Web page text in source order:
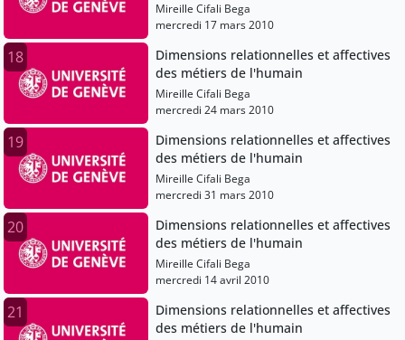
Mireille Cifali Bega
mercredi 17 mars 2010
18
Dimensions relationnelles et affectives
des métiers de l'humain
Mireille Cifali Bega
mercredi 24 mars 2010
19
Dimensions relationnelles et affectives
des métiers de l'humain
Mireille Cifali Bega
mercredi 31 mars 2010
20
Dimensions relationnelles et affectives
des métiers de l'humain
Mireille Cifali Bega
mercredi 14 avril 2010
21
Dimensions relationnelles et affectives
des métiers de l'humain